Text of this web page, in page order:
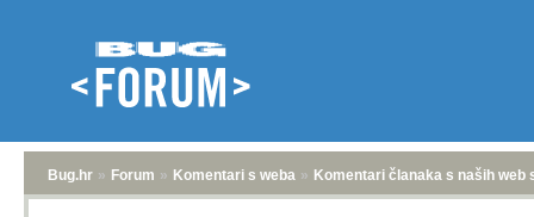
Bug.hr » Forum » Komentari s weba » Komentari članaka s naših web